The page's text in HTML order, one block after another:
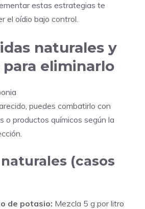
estas estrategias te
el oídio bajo control.
naturales y
eliminarlo
puedes combatirlo con
o productos químicos según la
(casos
de potasio: Mezcla 5 g por litro